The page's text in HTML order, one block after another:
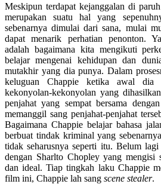
Meskipun terdapat kejanggalan di
merupakan suatu hal yang
sebenarnya dimulai dari sana, mulai
dapat menarik perhatian penonton.
adalah bagaimana kita mengikuti
belajar mengenai kehidupan dan
mutakhir yang dia punya. Dalam
keluguan Chappie ketika awal dia
kekonyolan-kekonyolan yang
penjahat yang sempat bersama
memanggil sang penjahat-penjahat
Bagaimana Chappie belajar bahasa
berbuat tindak kriminal yang
tidak seharusnya seperti itu. Belum
dengan Sharlto Chopley yang mengisi
dan ideal. Tiap tingkah laku Chappie
film ini, Chappie lah sang scene stealer.